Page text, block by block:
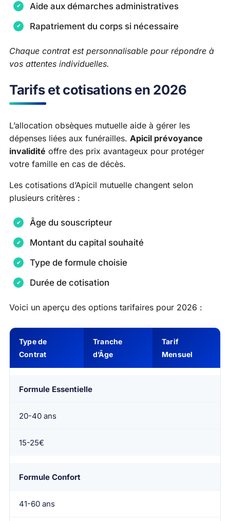
Aide aux démarches administratives
Rapatriement du corps si nécessaire
Chaque contrat est personnalisable pour répondre à
vos attentes individuelles.
Tarifs et cotisations en 2026
L’allocation obsèques mutuelle aide à gérer les
dépenses liées aux funérailles. Apicil prévoyance
invalidité offre des prix avantageux pour protéger
votre famille en cas de décès.
Les cotisations d’Apicil mutuelle changent selon
plusieurs critères :
Âge du souscripteur
Montant du capital souhaité
Type de formule choisie
Durée de cotisation
Voici un aperçu des options tarifaires pour 2026 :
Type de
Contrat
Tranche
d’Âge
Tarif
Mensuel
Formule Essentielle
20-40 ans
15-25€
Formule Confort
41-60 ans